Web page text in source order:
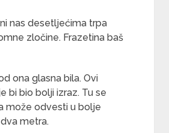
nas desetljećima trpa
zločine. Frazetina baš
ona glasna bila. Ovi
bi bio bolji izraz. Tu se
može odvesti u bolje
metra.